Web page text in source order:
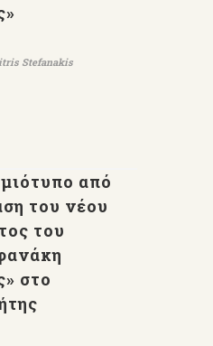
Stefanakis
από
του νέου
του
στο